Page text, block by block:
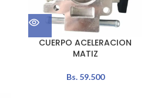
CUERPO ACELERACION
MATIZ
Bs.59.500